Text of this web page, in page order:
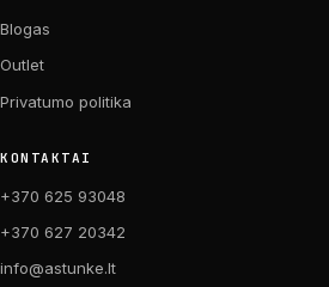
Blogas
Outlet
Privatumo politika
KONTAKTAI
+370 625 93048
+370 627 20342
info@astunke.lt